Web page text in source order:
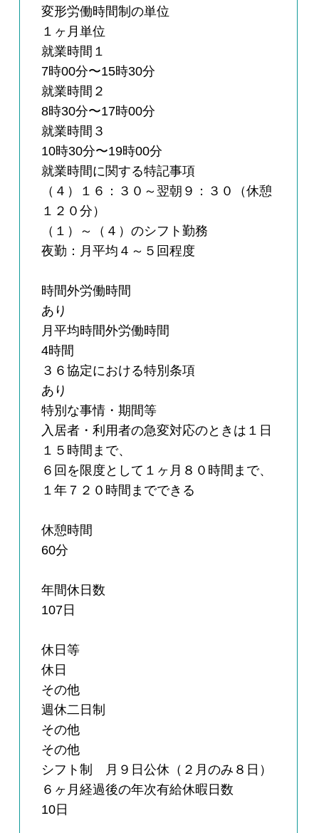
変形労働時間制の単位
１ヶ月単位
就業時間１
7時00分〜15時30分
就業時間２
8時30分〜17時00分
就業時間３
10時30分〜19時00分
就業時間に関する特記事項
（４）１６：３０～翌朝９：３０（休憩
１２０分）
（１）～（４）のシフト勤務
夜勤：月平均４～５回程度
時間外労働時間
あり
月平均時間外労働時間
4時間
３６協定における特別条項
あり
特別な事情・期間等
入居者・利用者の急変対応のときは１日
１５時間まで、
６回を限度として１ヶ月８０時間まで、
１年７２０時間までできる
休憩時間
60分
年間休日数
107日
休日等
休日
その他
週休二日制
その他
その他
シフト制 月９日公休（２月のみ８日）
６ヶ月経過後の年次有給休暇日数
10日